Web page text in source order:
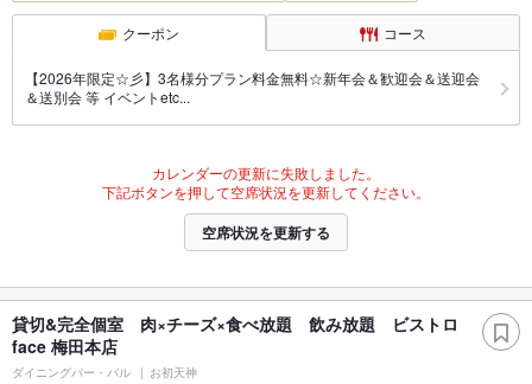
クーポン コース
【2026年限定☆彡】3名様分プラン料金無料☆新年会＆歓迎会＆送迎会
＆送別会 等 イベントetc...
カレンダーの更新に失敗しました。
下記ボタンを押して空席状況を更新してください。
空席状況を更新する
貸切&完全個室 肉×チーズ×食べ放題 飲み放題 ビストロ
face 梅田本店
ダイニングバー・バル お初天神